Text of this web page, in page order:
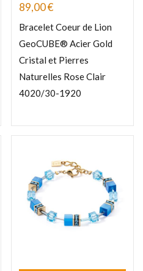
89,00€
Bracelet Coeur de Lion
GeoCUBE® Acier Gold
Cristal et Pierres
Naturelles Rose Clair
4020/30-1920